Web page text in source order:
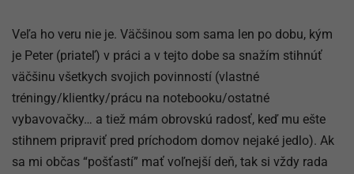
Veľa ho veru nie je. Väčšinou som sama len po dobu, kým
je Peter (priateľ) v práci a v tejto dobe sa snažím stihnúť
väčšinu všetkych svojich povinností (vlastné
tréningy/klientky/prácu na notebooku/ostatné
vybavovačky… a tiež mám obrovskú radosť, keď mu ešte
stihnem pripraviť pred príchodom domov nejaké jedlo). Ak
sa mi občas “pošťastí” mať voľnejší deň, tak si vždy rada